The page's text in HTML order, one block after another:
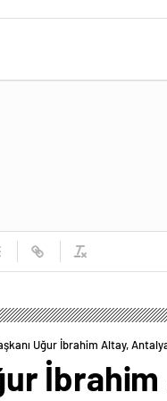
Uğur İbrahim Altay,